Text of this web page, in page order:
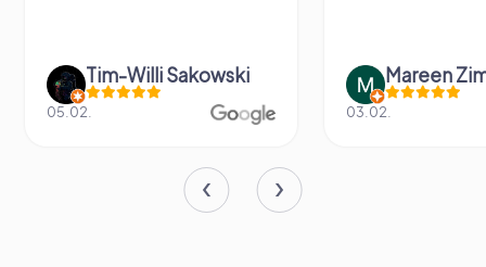
Tim-Willi Sakowski
05.02.
Mareen
03.02.